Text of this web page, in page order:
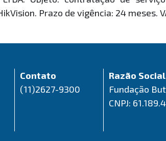
Prazo de vigência: 24 meses.
Contato
(11)2627-9300
Razão Social
Fundação
CNPJ: